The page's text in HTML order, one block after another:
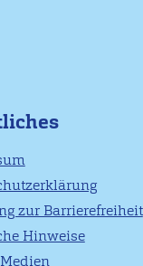
zur Barrierefreiheit
Hinweise